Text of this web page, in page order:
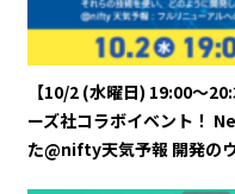
【10/2 (水曜日) 19:00～
ーズ社コラボイベント！
た@nifty天気予報 開発の